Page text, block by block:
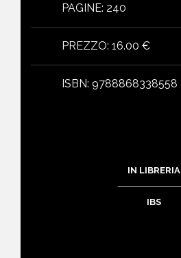
PAGINE: 240
PREZZO: 16.00 €
ISBN: 9788868338558
IN LIBRERIA
IBS